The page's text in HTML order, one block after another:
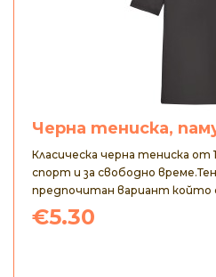
Черна тениска,
Класическа черна тениска от
спорт и за свободно
предпочитан вариант който
€5.30